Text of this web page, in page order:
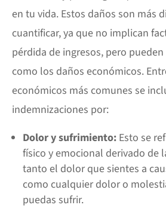
en tu vida. Estos daños son más
cuantificar, ya que no implican
pérdida de ingresos, pero
como los daños económicos.
económicos más comunes se
indemnizaciones por:
Dolor y sufrimiento: Esto se
físico y emocional derivado de
tanto el dolor que sientes a
como cualquier dolor o
puedas sufrir.